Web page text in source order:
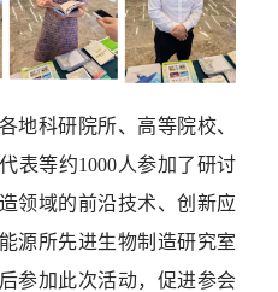
地科研院所、高等院校、
表等约1000人参加了研讨
领域的前沿技术、创新应
源所先进生物制造研究室
参加此次活动，促进参会